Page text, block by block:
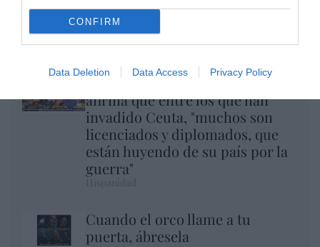
CONFIRM
Data Deletion Data Access Privacy Policy
El regalo de 'Mojamé'
Hispanidad
Telepedro en acción: RTVE
afirma que entre los que han
invadido Ceuta, "muchos son
licenciados y diplomados, que
están huyendo de su país por la
guerra"
Cuando el orco llame a tu
puerta, ábresela